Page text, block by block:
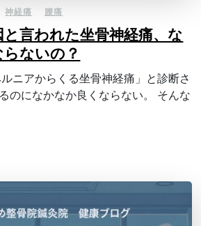
神経痛 腰痛
言われた坐骨神経痛、な
ないの？
ニアからくる坐骨神経痛」と診断さ
のになかなか良くならない。 そんな